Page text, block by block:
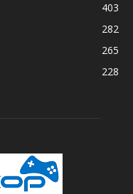
403
282
265
228